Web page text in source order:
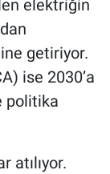
elektriğin
getiriyor.
ise 2030’a
politika
atılıyor.